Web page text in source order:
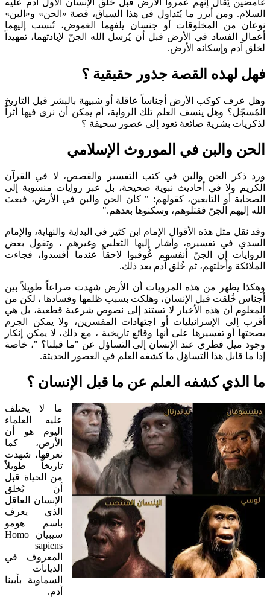
غامضين يُقال إنهم عمروا الأرض قبل خلق الإنسان الأول آدم عليه
السلام. ومن أبرز ما يُتداول في هذا السياق، قصة «الحن» و«البن»
نوعان من المخلوقات أو جنسان يلفهما الغموض، تُنسب إليهما
أعمال الفساد في الأرض قبل أن يُرسل الله الجنّ لإبادتهما، تمهيداً
لخلق آدم وإسكانه الأرض.
فهل لهذه القصة جذور حقيقية ؟
وهل عرف كوكب الأرض أجناساً عاقلة أو شبيهة بالبشر قبل التاريخ
المُسجّل؟ وهل ينسف العلم تلك الرواية، أم يمكن أن نرى فيها أثراً
لذكريات بشرية ضائعة تعود إلى عصور سحيقة ؟
الحن والبن في الموروث الإسلامي
ورد ذكر الحن والبن في كتب التفسير والقصص، لا في القرآن
الكريم ولا في أحاديث نبوية صحيحة، بل عبر روايات منسوبة إلى
الصحابة أو التابعين، كقولهم: " كان الحن والبن في الأرض، فبعث
الله إليهم الجنّ فقتلوهم، وسكنوها بعدهم."
وقد نقل مثل هذه الأقوال الإمام ابن كثير في البداية والنهاية، والإمام
السدي في تفسيره، وأشار إليها الثعلبي وغيرهم ، وتقول بعض
الروايات إن الجنّ أنفسهم عُوقبوا لاحقاً عندما أفسدوا، فجاءت
الملائكة وأجلتهم، ثم خُلق آدم بعد ذلك.
وهكذا يظهر من هذه المرويات أن الأرض شهدت صراعاً طويلاً بين
أجناس خُلقت قبل الإنسان، وهلكت بسبب ظلمها وفسادها ، لكن من
المعلوم أن هذه الأخبار لا تستند إلى نصوص شرعية قطعية، بل هي
أقرب إلى الإسرائيليات أو اجتهادات المفسرين، ولا يمكن الجزم
بصحتها أو تفسيرها على أنها وقائع تاريخية ، مع ذلك، لا يمكن إنكار
وجود ميل فطري عند الإنسان إلى التساؤل عن "ما قبلنا؟ "، خاصة
إذا ما قابل هذا التساؤل ما كشفه العلم في العصور الحديثة.
ما الذي كشفه العلم عن ما قبل الإنسان ؟
ما لا يختلف
عليه العلماء
اليوم هو أن
الأرض، كما
نعرفها، شهدت
تاريخاً طويلاً
من الحياة قبل
أن يُخلق
الإنسان العاقل
الذي يعرف
باسم هومو
سيبيان Homo
sapiens
المعروف في
الديانات
السماوية بأبينا
آدم.